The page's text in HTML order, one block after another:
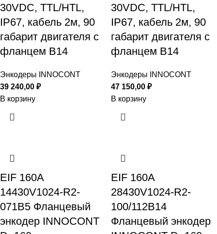
30VDC, TTL/HTL,
IP67, кабель 2м, 90
габарит двигателя с
фланцем B14
Энкодеры INNOCONT
39 240,00 ₽
В корзину
30VDC, TTL/HTL,
IP67, кабель 2м, 90
габарит двигателя с
фланцем B14
Энкодеры INNOCONT
47 150,00 ₽
В корзину
EIF 160A
14430V1024-R2-
071B5 Фланцевый
энкодер INNOCONT
EIF 160A
28430V1024-R2-
100/112B14
Фланцевый энкодер